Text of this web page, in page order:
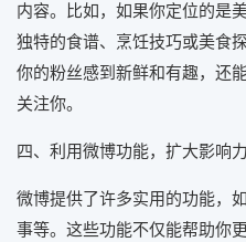
内容。比如，如果你定位的是
独特的食谱、烹饪技巧或美食
你的粉丝感到新鲜和有趣，还
关注你。
四、利用微博功能，扩大影响力
微博提供了许多实用的功能，
事等。这些功能不仅能帮助你